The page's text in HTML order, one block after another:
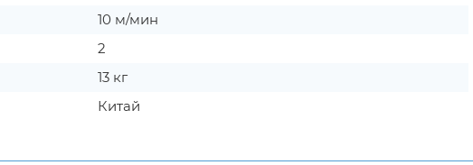
10 м/мин
2
13 кг
Китай